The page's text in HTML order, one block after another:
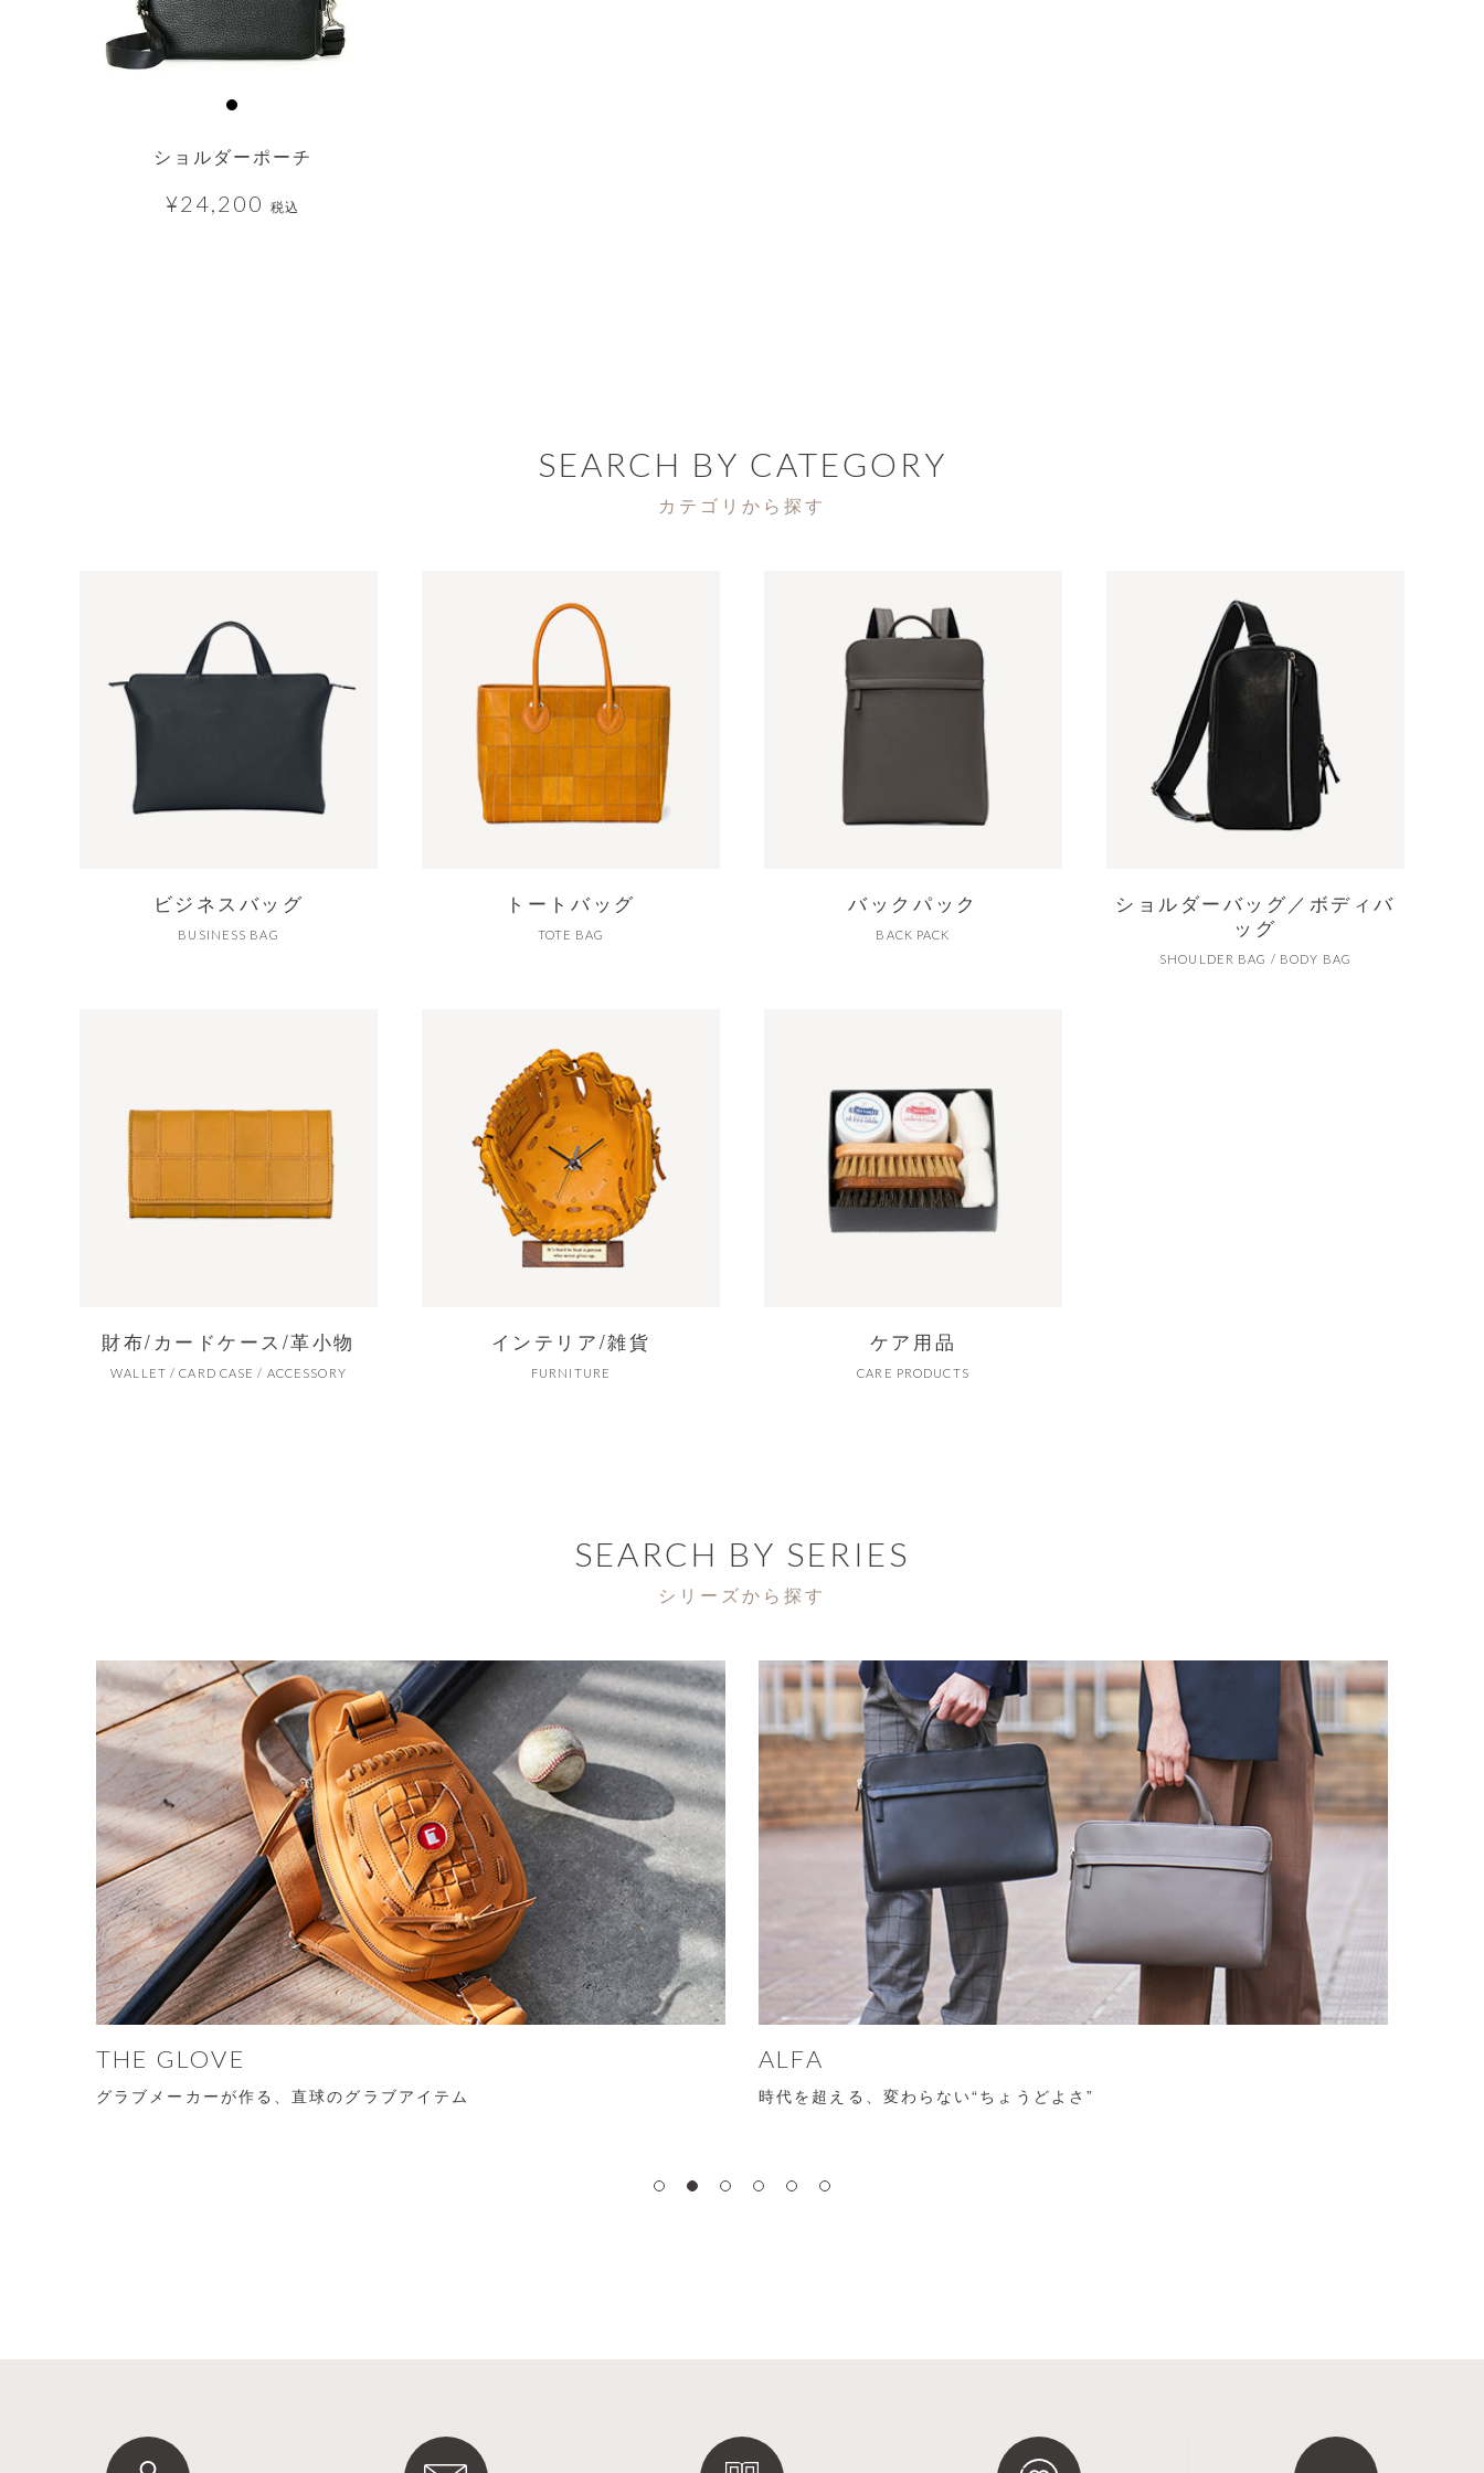
ショルダーポーチ
¥24,200 税込
SEARCH BY CATEGORY
カテゴリから探す
ビジネスバッグ
BUSINESS BAG
トートバッグ
TOTE BAG
バックパック
BACK PACK
ショルダーバッグ ／ ボディバ
ッグ
SHOULDER BAG / BODY BAG
財布/カードケース/革小物
WALLET / CARD CASE / ACCESSORY
インテリア/雑貨
FURNITURE
ケア用品
CARE PRODUCTS
SEARCH BY SERIES
シリーズから探す
THE GLOVE
グラブメーカーが作る、直球のグラブアイテム
ALFA
時代を超える、変わらない“ちょうどよさ”